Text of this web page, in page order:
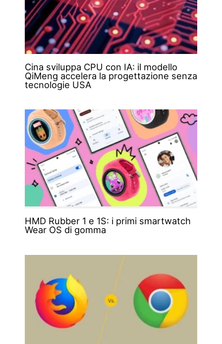
Cina sviluppa CPU con IA: il modello
QiMeng accelera la progettazione senza
tecnologie USA
HMD Rubber 1 e 1S: i primi smartwatch
Wear OS di gomma